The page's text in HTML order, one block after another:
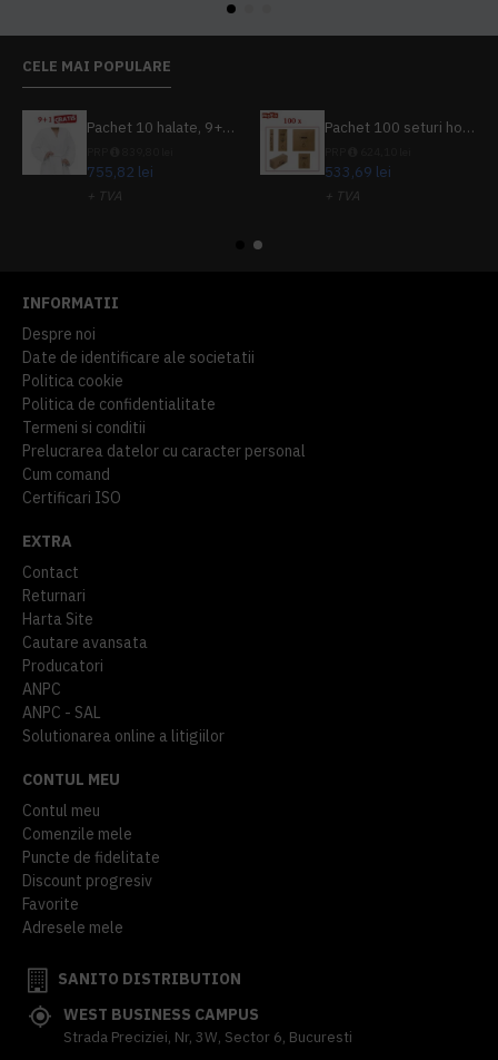
CELE MAI POPULARE
Pachet 10 halate, 9+1 gratuit
755,82 lei
+ TVA
Pachet 100 seturi hoteliere, set dentar, set barbierit, casca de dus, pila unghii, set cusut
533,69 lei
+ TVA
INFORMATII
Despre noi
Date de identificare ale societatii
Politica cookie
Politica de confidentialitate
Termeni si conditii
Prelucrarea datelor cu caracter personal
Cum comand
Certificari ISO
EXTRA
Contact
Returnari
Harta Site
Cautare avansata
Producatori
ANPC
ANPC - SAL
Solutionarea online a litigiilor
CONTUL MEU
Contul meu
Comenzile mele
Puncte de fidelitate
Discount progresiv
Favorite
Adresele mele
SANITO DISTRIBUTION
WEST BUSINESS CAMPUS
Strada Preciziei, Nr, 3W, Sector 6, Bucuresti